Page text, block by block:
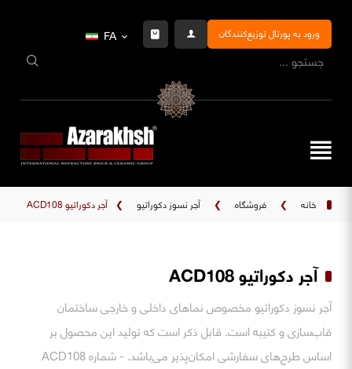
ورود به پورتال توزیع‌کنندگان FA
خانه ❯ فروشگاه ❯ آجر نسوز دکوراتیو ❯ آجر دکوراتیو ACD108
آجر دکوراتیو ACD108
آجر نسوز دکوراتیو مخصوص نماهای داخلی و خارجی ساختمان
قاب‌سازی و کتیبه است. قابل ذکر است که تولید این محصول بر
اساس طرح‌های سفارشی امکان‌پذیر می‌باشد. - شماره ACD108